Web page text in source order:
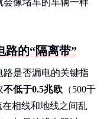
会像堵车的车辆一样
路的“隔离带”
路是否漏电的关键指
不低于0.5兆欧 （500千
相线和地线之间乱